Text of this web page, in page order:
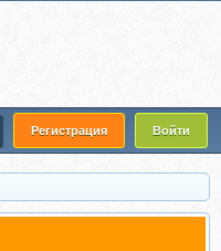
Регистрация Войти